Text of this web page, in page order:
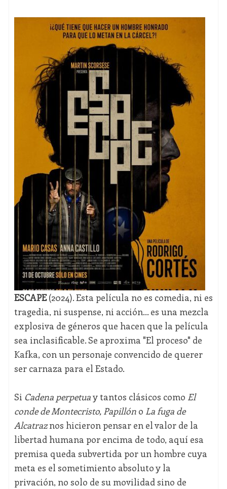
ESCAPE(2024). Esta película no es comedia, ni es
tragedia, ni suspense, ni acción... es una mezcla
explosiva de géneros que hacen que la película
sea inclasificable. Se aproxima "El proceso" de
Kafka, con un personaje convencido de querer
ser carnaza para el Estado.
Si Cadena perpetuay tantos clásicos como El
conde de Montecristo, Papillón o La fuga de
Alcatraznos hicieron pensar en el valor de la
libertad humana por encima de todo, aquí esa
premisa queda subvertida por un hombre cuya
meta es el sometimiento absoluto y la
privación, no solo de su movilidad sino de